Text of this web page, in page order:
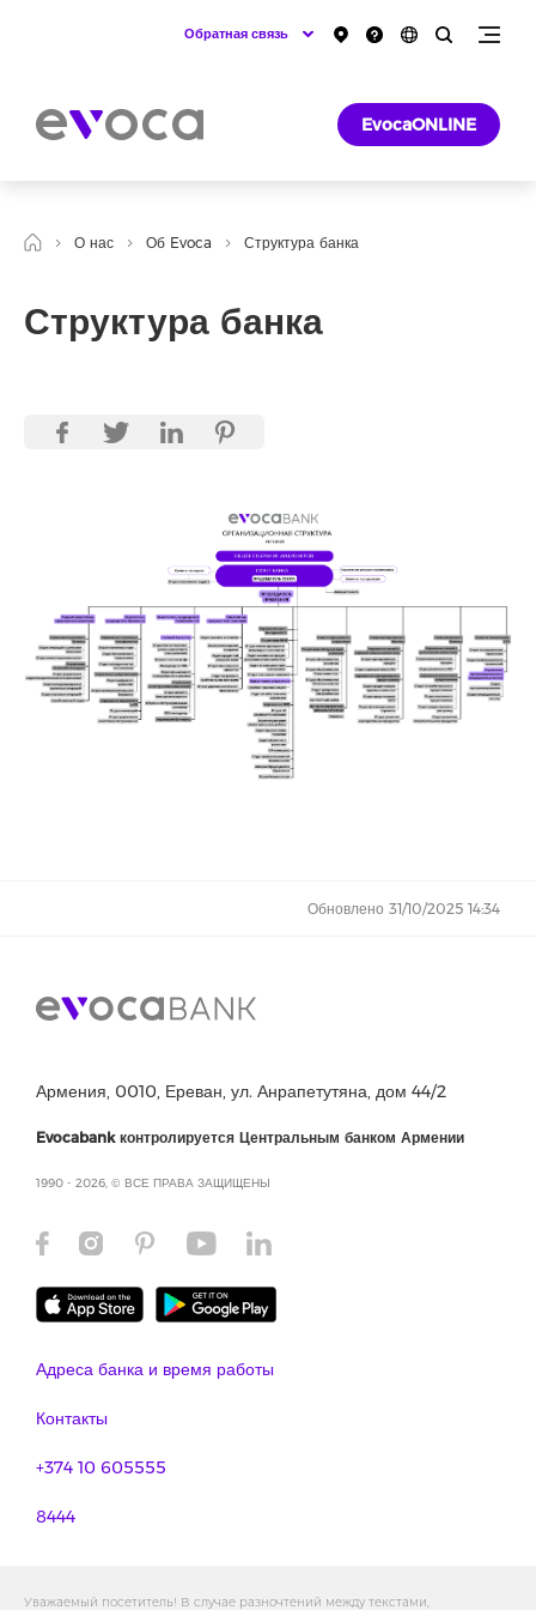
Обратная связь
EvocaONLINE
О нас Об Evoca Структура банка
Структура банка
Обновлено 31/10/2025 14:34
Армения, 0010, Ереван, ул. Анрапетутяна, дом 44/2
Evocabank контролируется Центральным банком Армении
1990 - 2026, © ВСЕ ПРАВА ЗАЩИЩЕНЫ
Адреса банка и время работы
Контакты
+374 10 605555
8444
Уважаемый посетитель! В случае разночтений между текстами,